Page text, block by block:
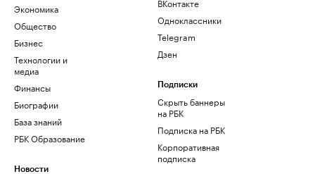
Экономика
Общество
Бизнес
Технологии и
медиа
Финансы
Биографии
База знаний
РБК Образование
Новости
Одноклассники
Telegram
Дзен
Подписки
Скрыть баннеры
на РБК
Подписка на РБК
Корпоративная
подписка